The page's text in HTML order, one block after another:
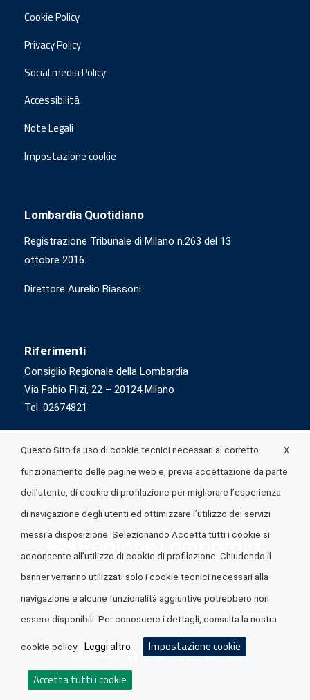
Cookie Policy
Privacy Policy
Social media Policy
Accessibilità
Note Legali
Impostazione cookie
Lombardia Quotidiano
Registrazione Tribunale di Milano n.263 del 13
ottobre 2016.
Direttore Aurelio Biassoni
Riferimenti
Consiglio Regionale della Lombardia
Via Fabio Flizi, 22 – 20124 Milano
Tel. 02674821
© 2026 Lombardia Quotidiano è realizzato daA.R.I.A.
Seguici su
X
Questo Sito fa uso di cookie tecnici necessari al corretto
funzionamento delle pagine web e, previa accettazione da parte
dell’utente, di cookie di profilazione per migliorare l’esperienza
di navigazione degli utenti ed ottimizzare l’utilizzo dei servizi
messi a disposizione. Selezionando Accetta tutti i cookie si
acconsente all’utilizzo di cookie di profilazione. Chiudendo il
banner verranno utilizzati solo i cookie tecnici necessari alla
navigazione e alcune funzionalità aggiuntive potrebbero non
essere disponibili. Per conoscere i dettagli, consulta la nostra
cookie policy Leggi altro Impostazione cookie
Accetta tutti i cookie